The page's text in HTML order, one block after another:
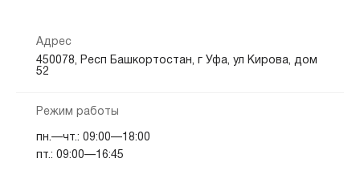
Адрес
450078, Респ Башкортостан, г Уфа, ул Кирова, дом
52
Режим работы
пн.—чт.: 09:00—18:00
пт.: 09:00—16:45